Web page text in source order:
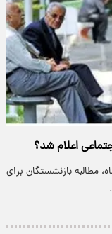
اعلام شد؟
مطالبه بازنشستگان برای